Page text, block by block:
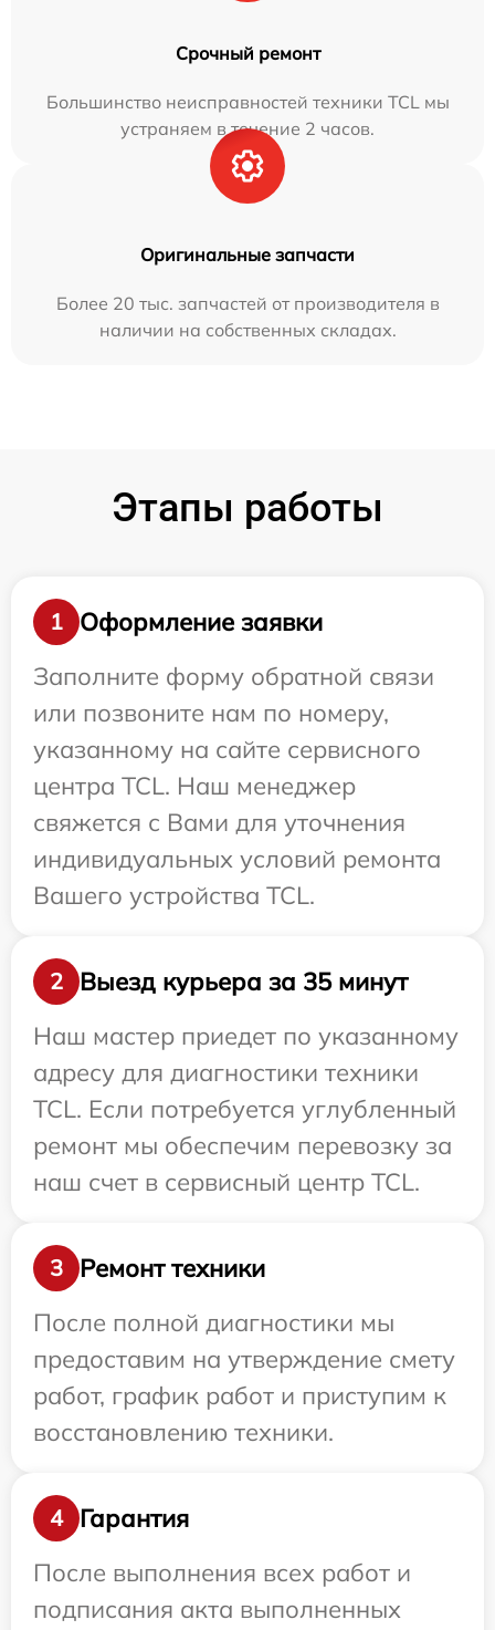
Срочный ремонт
Большинство неисправностей техники TCL мы
устраняем в течение 2 часов.
Оригинальные запчасти
Более 20 тыс. запчастей от производителя в
наличии на собственных складах.
Этапы работы
1
Оформление заявки
Заполните форму обратной связи
или позвоните нам по номеру,
указанному на сайте сервисного
центра TCL. Наш менеджер
свяжется с Вами для уточнения
индивидуальных условий ремонта
Вашего устройства TCL.
2
Выезд курьера за 35 минут
Наш мастер приедет по указанному
адресу для диагностики техники
TCL. Если потребуется углубленный
ремонт мы обеспечим перевозку за
наш счет в сервисный центр TCL.
3
Ремонт техники
После полной диагностики мы
предоставим на утверждение смету
работ, график работ и приступим к
восстановлению техники.
4
Гарантия
После выполнения всех работ и
подписания акта выполненных